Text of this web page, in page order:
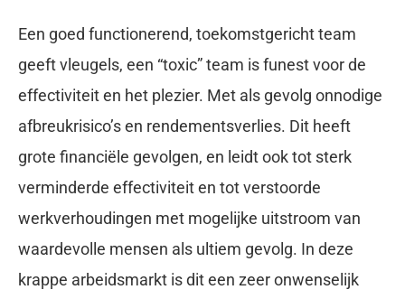
Een goed functionerend, toekomstgericht team
geeft vleugels, een “toxic” team is funest voor de
effectiviteit en het plezier. Met als gevolg onnodige
afbreukrisico’s en rendementsverlies. Dit heeft
grote financiële gevolgen, en leidt ook tot sterk
verminderde effectiviteit en tot verstoorde
werkverhoudingen met mogelijke uitstroom van
waardevolle mensen als ultiem gevolg. In deze
krappe arbeidsmarkt is dit een zeer onwenselijk